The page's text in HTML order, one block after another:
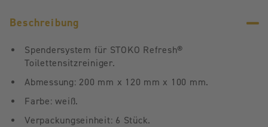
Beschreibung
Spendersystem für STOKO Refresh®
Toilettensitzreiniger.
Abmessung: 200 mm x 120 mm x 100 mm.
Farbe: weiß.
Verpackungseinheit: 6 Stück.